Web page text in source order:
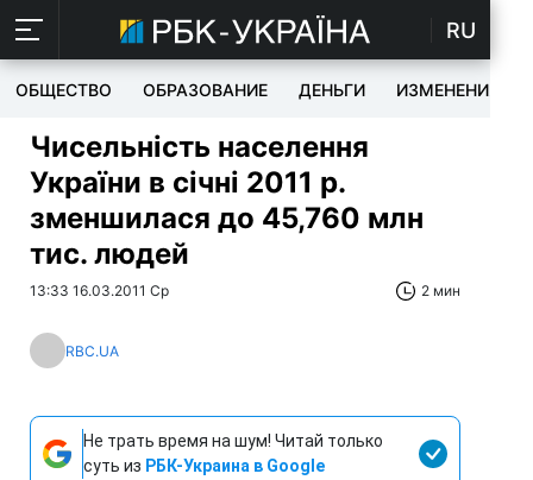
RU
ОБЩЕСТВО ОБРАЗОВАНИЕ ДЕНЬГИ ИЗМЕНЕНИЯ
Чисельність населення
України в січні 2011 р.
зменшилася до 45,760 млн
тис. людей
13:33 16.03.2011 Ср 2 мин
RBC.UA
Не трать время на шум! Читай только
суть из РБК-Украина в Google